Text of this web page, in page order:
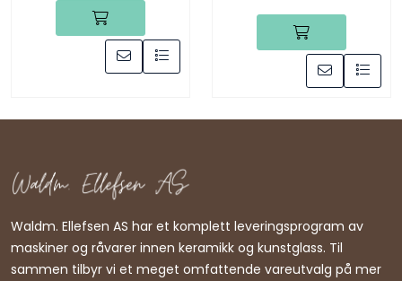
Waldm. Ellefsen AS har et komplett leveringsprogram av
maskiner og råvarer innen keramikk og kunstglass. Til
sammen tilbyr vi et meget omfattende vareutvalg på mer